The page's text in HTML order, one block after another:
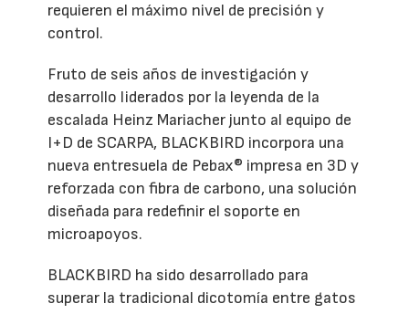
requieren el máximo nivel de precisión y
control.
Fruto de seis años de investigación y
desarrollo liderados por la leyenda de la
escalada Heinz Mariacher junto al equipo de
I+D de SCARPA, BLACKBIRD incorpora una
nueva entresuela de Pebax® impresa en 3D y
reforzada con fibra de carbono, una solución
diseñada para redefinir el soporte en
microapoyos.
BLACKBIRD ha sido desarrollado para
superar la tradicional dicotomía entre gatos